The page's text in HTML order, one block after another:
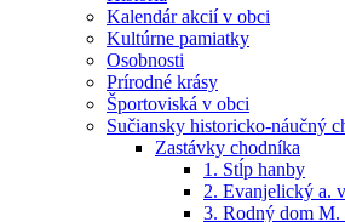
Kalendár akcií v obci
Kultúrne pamiatky
Osobnosti
Prírodné krásy
Športoviská v obci
Sučiansky historicko-náučný
Zastávky chodníka
1. Stĺp hanby
2. Evanjelický a.
3. Rodný dom M.